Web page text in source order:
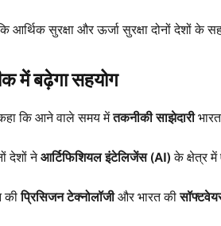
आर्थिक सुरक्षा और ऊर्जा सुरक्षा दोनों देशों
में बढ़ेगा सहयोग
कहा कि आने वाले समय मेंतकनीकी साझेदारी
देशों नेआर्टिफिशियल इंटेलिजेंस (AI) के क्षेत्र
कीप्रिसिजन टेक्नोलॉजीऔर भारत की